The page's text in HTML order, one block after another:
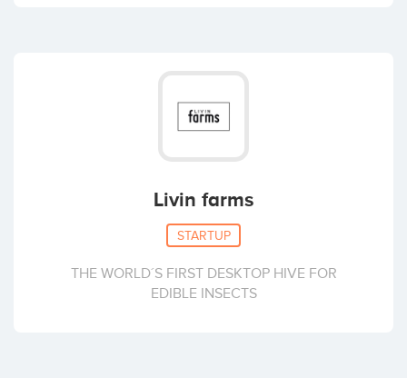
Livin farms
STARTUP
THE WORLD´S FIRST DESKTOP HIVE FOR
EDIBLE INSECTS